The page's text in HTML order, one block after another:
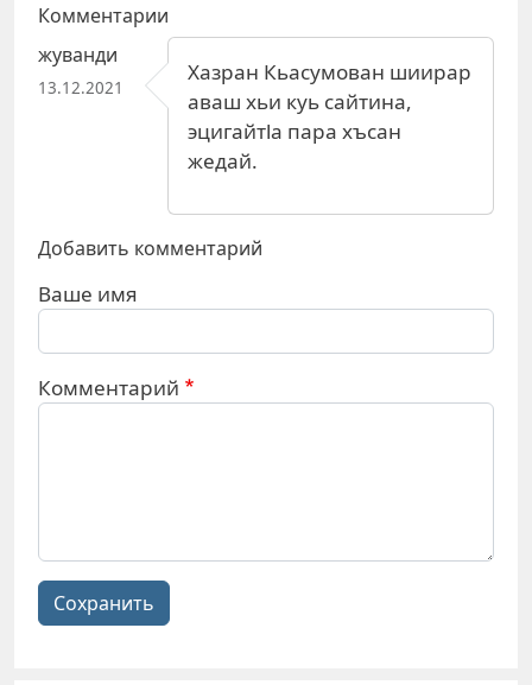
Комментарии
жуванди
13.12.2021
Хазран Кьасумован шиирар
аваш хьи куь сайтина,
эцигайтlа пара хъсан
жедай.
Добавить комментарий
Ваше имя
Комментарий
Сохранить